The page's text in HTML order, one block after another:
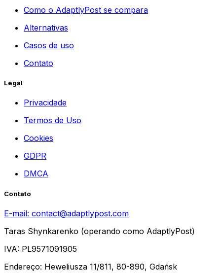
Como o AdaptlyPost se compara
Alternativas
Casos de uso
Contato
Legal
Privacidade
Termos de Uso
Cookies
GDPR
DMCA
Contato
E-mail: contact@adaptlypost.com
Taras Shynkarenko (operando como AdaptlyPost)
IVA: PL9571091905
Endereço: Heweliusza 11/811, 80-890, Gdańsk